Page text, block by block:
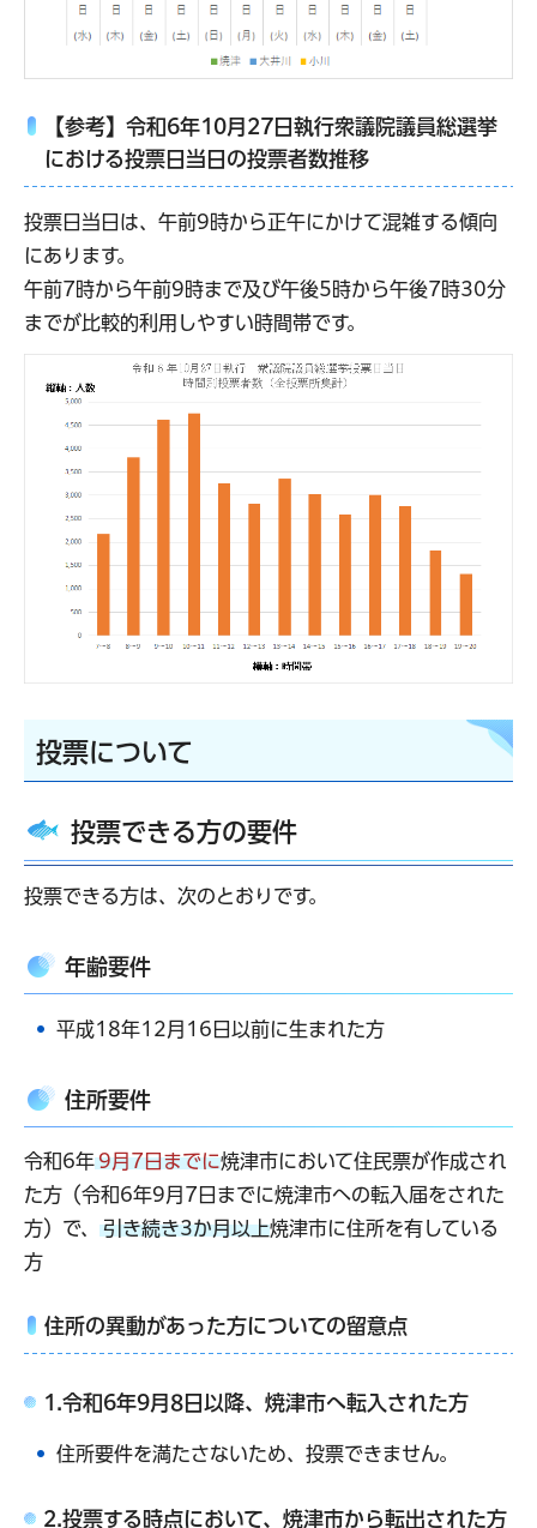
【参考】令和6年10月27日執行衆議院議員総選挙
における投票日当日の投票者数推移
投票日当日は、午前9時から正午にかけて混雑する傾向
にあります。
午前7時から午前9時まで及び午後5時から午後7時30分
までが比較的利用しやすい時間帯です。
投票について
投票できる方の要件
投票できる方は、次のとおりです。
年齢要件
平成18年12月16日以前に生まれた方
住所要件
令和6年9月7日までに焼津市において住民票が作成され
た方（令和6年9月7日までに焼津市への転入届をされた
方）で、
引き続き3か月以上焼津市に住所を有している
方
住所の異動があった方についての留意点
1.令和6年9月8日以降、焼津市へ転入された方
住所要件を満たさないため、投票できません。
2.投票する時点において、焼津市から転出された方